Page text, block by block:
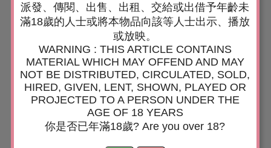
派發、傳閱、出售、出租、交給或出借予年齡未
滿18歲的人士或將本物品向該等人士出示、播放
或放映。
WARNING : THIS ARTICLE CONTAINS
MATERIAL WHICH MAY OFFEND AND MAY
NOT BE DISTRIBUTED, CIRCULATED, SOLD,
HIRED, GIVEN, LENT, SHOWN, PLAYED OR
PROJECTED TO A PERSON UNDER THE
AGE OF 18 YEARS
你是否已年滿18歲? Are you over 18?
Magic Motion Fugu 穿
戴式智能震動器
$1,088.00$788.00